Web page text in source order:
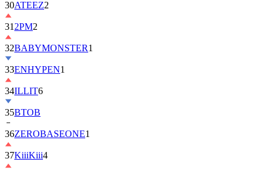
30ATEEZ2
31 2PM2
32BABYMONSTER1
33ENHYPEN1
34ILLIT6
35BTOB
36ZEROBASEONE1
37KiiiKiii4